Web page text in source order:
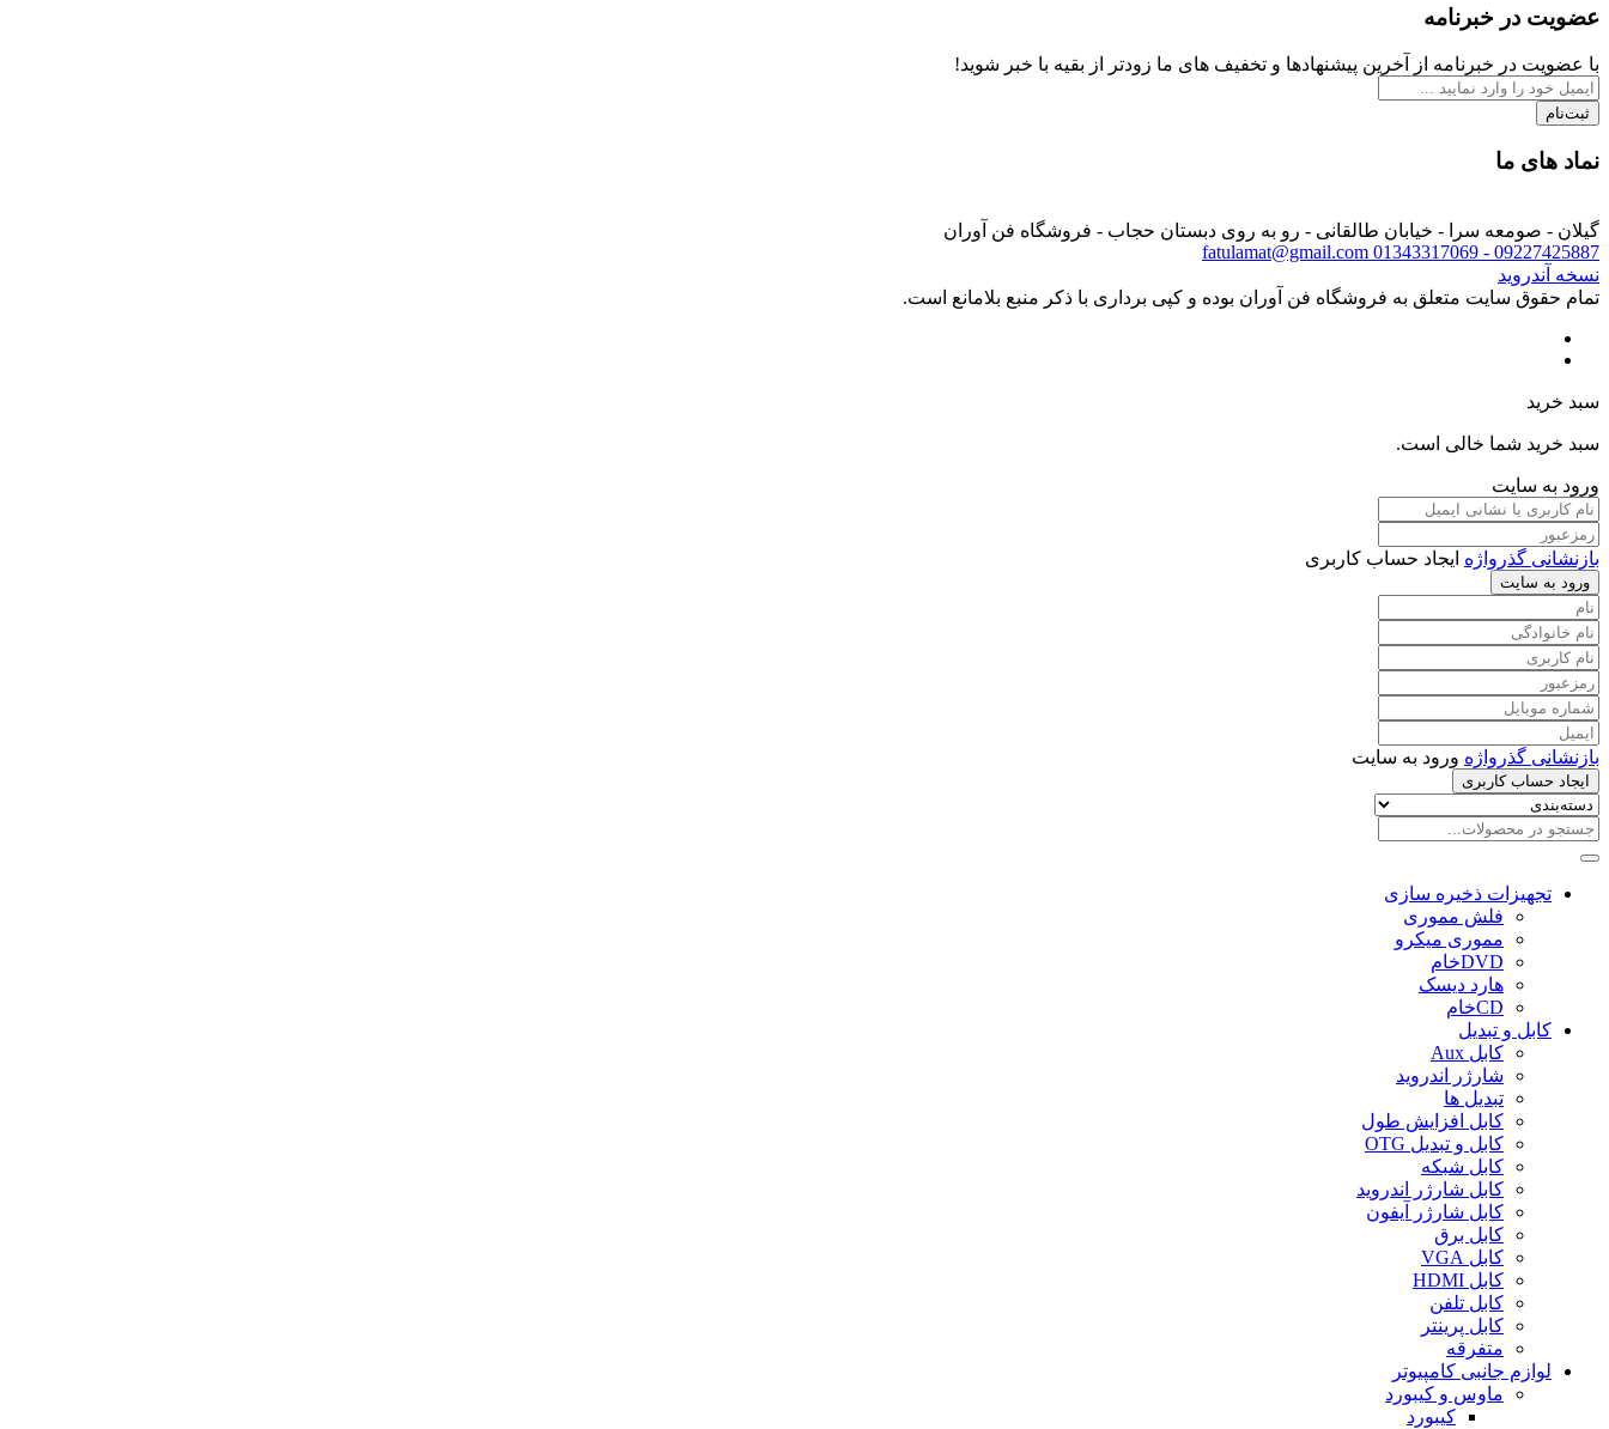
عضویت در خبرنامه
با عضویت در خبرنامه از آخرین پیشنهادها و تخفیف های ما زودتر از بقیه با خبر شوید!
ثبت‌نام
نماد های ما
گیلان - صومعه سرا - خیابان طالقانی - رو به روی دبستان حجاب - فروشگاه فن آوران
09227425887 - 01343317069
fatulamat@gmail.com
نسخه آندروید
تمام حقوق سایت متعلق به فروشگاه فن آوران بوده و کپی برداری با ذکر منبع بلامانع است.
سبد خرید
سبد خرید شما خالی است.
ورود به سایت
بازنشانی گذرواژه ایجاد حساب کاربری
ورود به سایت
بازنشانی گذرواژه ورود به سایت
ایجاد حساب کاربری
تجهیزات ذخیره سازی
فلش مموری
مموری میکرو
DVDخام
هارد دیسک
CDخام
کابل و تبدیل
کابل Aux
شارژر اندروید
تبدیل ها
کابل افزایش طول
کابل و تبدیل OTG
کابل شبکه
کابل شارژر اندروید
کابل شارژر آیفون
کابل برق
کابل VGA
کابل HDMI
کابل تلفن
کابل پرینتر
متفرقه
لوازم جانبی کامپیوتر
ماوس و کیبورد
کیبورد